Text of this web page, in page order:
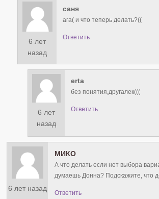
6 лет
назад
саня
ага( и что теперь делать?((
Ответить
6 лет
назад
erta
без понятия,другалек(((
Ответить
6 лет назад
МИКО
А что делать если нет выбора
думаешь Донна? Подскажите, что
Ответить